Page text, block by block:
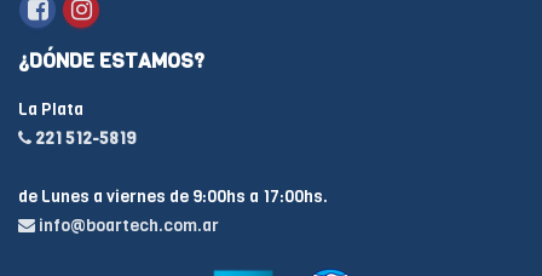
¿DÓNDE ESTAMOS?
La Plata
221 512-5819
de Lunes a viernes de 9:00hs a 17:00hs.
info@boartech.com.ar